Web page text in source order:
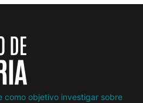
como objetivo investigar sobre